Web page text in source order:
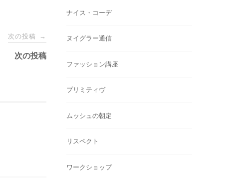
次の投稿 →
次の投稿
ナイス・コーデ
ヌイグラー通信
ファッション講座
プリミティヴ
ムッシュの朝定
リスペクト
ワークショップ